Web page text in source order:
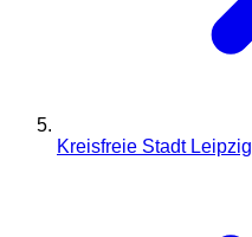
Kreisfreie Stadt Leipzig